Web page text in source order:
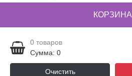
КОРЗИНА
0 товаров
Сумма: 0
Очистить